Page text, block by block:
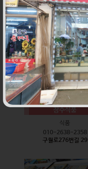
식품
010-9528-3759
구월로276번길 17
장수식품
식품
010-2638-2358
구월로276번길 29